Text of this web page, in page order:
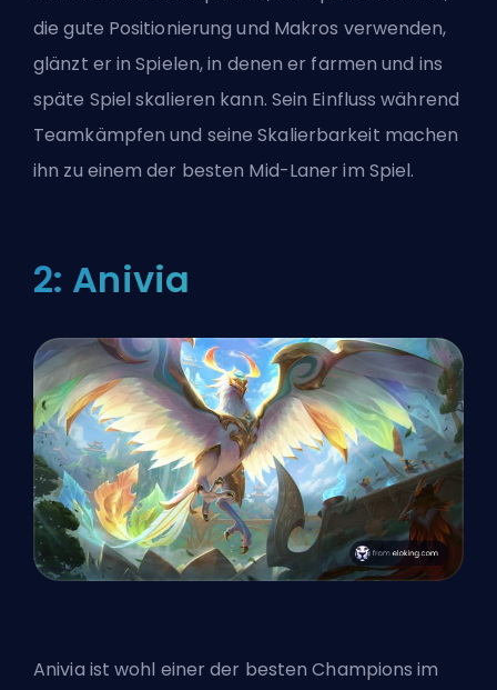
die gute Positionierung und Makros verwenden,
glänzt er in Spielen, in denen er farmen und ins
späte Spiel skalieren kann. Sein Einfluss während
Teamkämpfen und seine Skalierbarkeit machen
ihn zu einem der besten Mid-Laner im Spiel.
2: Anivia
Anivia ist wohl einer der besten Champions im